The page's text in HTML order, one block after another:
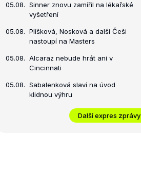
05.08. Sinner znovu zamířil na lékařské
vyšetření
05.08. Plíšková, Nosková a další Češi
nastoupí na Masters
05.08. Alcaraz nebude hrát ani v
Cincinnati
05.08. Sabalenková slaví na úvod
klidnou výhru
Další expres zprávy